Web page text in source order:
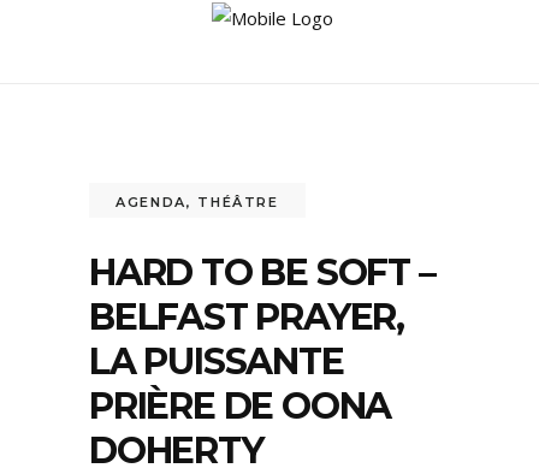
AGENDA, THÉÂTRE
HARD TO BE SOFT –
BELFAST PRAYER,
LA PUISSANTE
PRIÈRE DE OONA
DOHERTY